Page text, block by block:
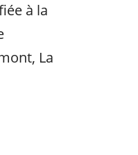
à la
La